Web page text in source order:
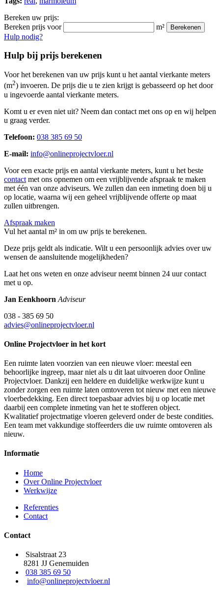
Bereken uw prijs:
Bereken prijs voor
m² Berekenen
Hulp nodig?
Hulp bij prijs berekenen
Voor het berekenen van uw prijs kunt u het aantal vierkante meters
(m2) invoeren. De prijs die u te zien krijgt is gebasseerd op het door
u ingevoerde aantal vierkante meters.
Komt u er even niet uit? Neem dan contact met ons op en wij helpen
u graag verder.
Telefoon: 038 385 69 50
E-mail: info@onlineprojectvloer.nl
Voor een exacte prijs en aantal vierkante meters, kunt u het beste
contact met ons opnemen om een vrijblijvende afspraak te maken
met één van onze adviseurs. We zullen dan een inmeting doen bij u
op locatie, waarna wij een geheel vrijblijvende offerte op maat
zullen uitbrengen.
Afspraak maken
Vul het aantal m² in om uw prijs te berekenen.
Deze prijs geldt als indicatie. Wilt u een persoonlijk advies over uw
wensen de aansluitende mogelijkheden?
Laat het ons weten en onze adviseur neemt binnen 24 uur contact
met u op.
Jan Eenkhoorn Adviseur
038 - 385 69 50
advies@onlineprojectvloer.nl
Online Projectvloer in het kort
Een ruimte laten voorzien van een nieuwe vloer: meestal een
behoorlijke ingreep, maar niet als u dit laat uitvoeren door Online
Projectvloer. Dankzij een heldere en duidelijke werkwijze kunt u
zonder zorgen een ruimte laten omtoveren tot nieuw met een nieuwe
vloerbedekking. Een direct toepasbaar advies bij u op locatie met
daarbij een complete inmeting van het te stofferen object.
Kwalitatief projectmatige vloeren geleverd onder de beste condities.
Een team met vakkundige stoffeerders die uw ruimte omtoveren als
nieuw.
Informatie
Home
Over Online Projectvloer
Werkwijze
Referenties
Contact
Contact
Sisalstraat 23
8281 JJ Genemuiden
038 385 69 50
info@onlineprojectvloer.nl